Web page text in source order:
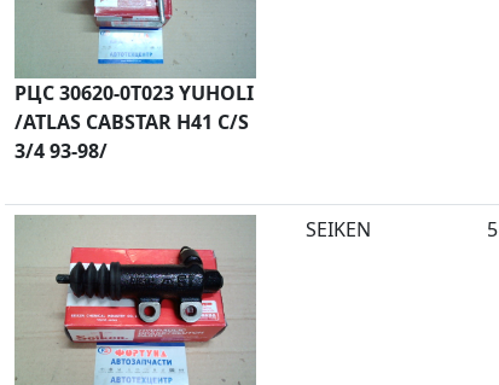
РЦС 30620-0T023 YUHOLI
/ATLAS CABSTAR H41 C/S
3/4 93-98/
SEIKEN 5